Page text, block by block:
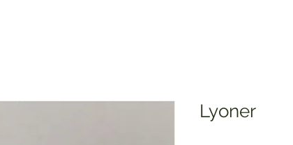
Lyoner